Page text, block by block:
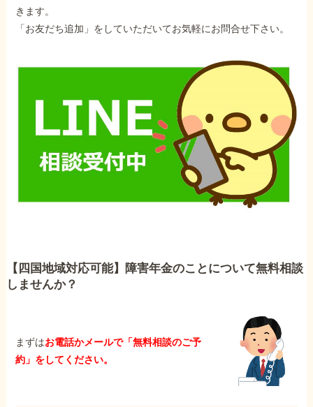
きます。
「お友だち追加」をしていただいてお気軽にお問合せ下さい。
【四国地域対応可能】障害年金のことについて無料相談
しませんか？
まずはお電話かメールで「無料相談のご予
約」をしてください。